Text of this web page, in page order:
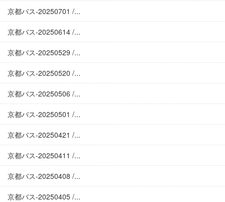
京都バス-20250701 /...
京都バス-20250614 /...
京都バス-20250529 /...
京都バス-20250520 /...
京都バス-20250506 /...
京都バス-20250501 /...
京都バス-20250421 /...
京都バス-20250411 /...
京都バス-20250408 /...
京都バス-20250405 /...